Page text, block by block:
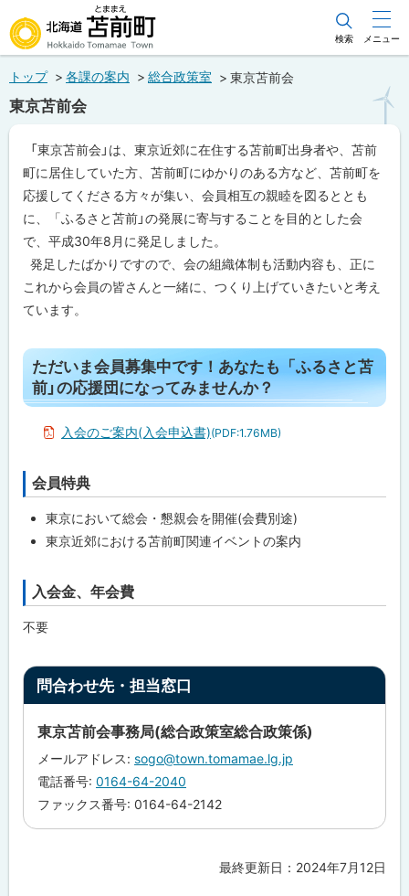
文
メ
ニ
北海道苫前町
Hokkaido Tomamae Town
検索 メニュー
トップ 各課の案内 総合政策室 東京苫前会
東京苫前会
ペ
ジ
内
目
次
た
だ
い
ま
会
員
集
中
で
す
！
「
ふ
さ
と
の
応
援
な
て
ま
せ
問
「東京苫前会」は、東京近郊に在住する苫前町出身者や、苫前
町に居住していた方、苫前町にゆかりのある方など、苫前町を
応援してくださる方々が集い、会員相互の親睦を図るととも
に、「ふるさと苫前」の発展に寄与することを目的とした会
で、平成30年8月に発足しました。
発足したばかりですので、会の組織体制も活動内容も、正に
これから会員の皆さんと一緒に、つくり上げていきたいと考え
ています。
ト
ッ
プ
る
ただいま会員募集中です！あなたも「ふるさと苫
前」の応援団になってみませんか？
入会のご案内(入会申込書)(PDF:1.76MB)
ト
る
会員特典
東京において総会・懇親会を開催(会費別途)
東京近郊における苫前町関連イベントの案内
プ
戻
る
入会金、年会費
不要
ト
問合わせ先・担当窓口
東京苫前会事務局(総合政策室総合政策係)
メールアドレス: sogo@town.tomamae.lg.jp
電話番号: 0164-64-2040
ファックス番号: 0164-64-2142
最終更新日： 2024年7月12日